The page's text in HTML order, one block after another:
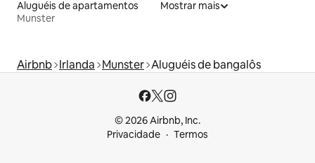
Aluguéis de apartamentos
Munster
Mostrar mais
Airbnb Irlanda Munster Aluguéis de bangalôs
© 2026 Airbnb, Inc.
Privacidade
Termos